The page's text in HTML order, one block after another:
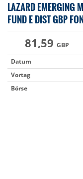
LAZARD EMERGING
FUND E DIST GBP
81,59 GBP
Datum
Vortag
Börse